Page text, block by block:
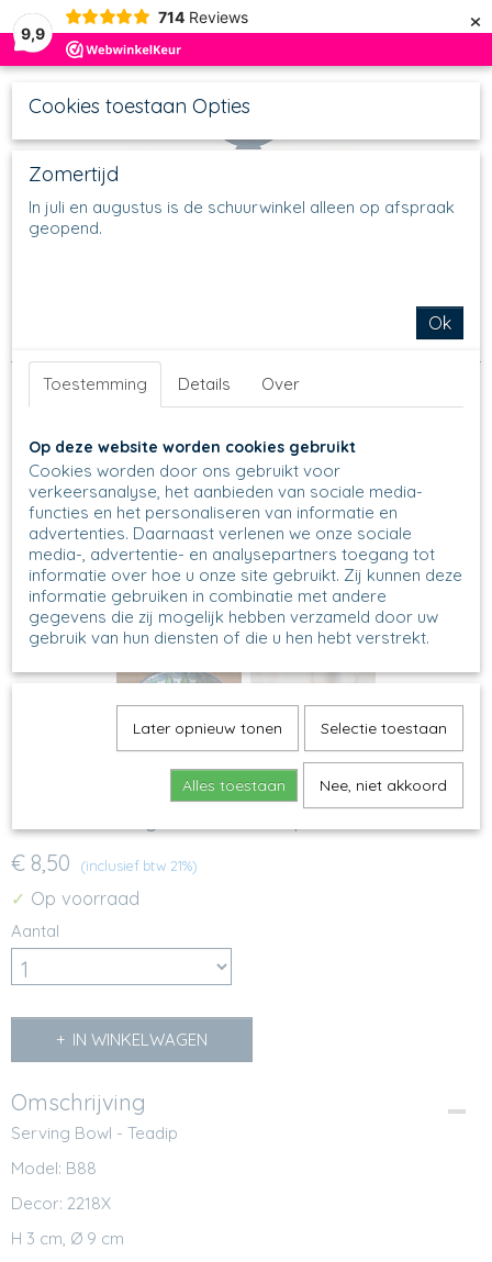
9,9
714 Reviews ×
Inloggen Registreren
Serving
B88 - Servingbowl - Teadip - 2218
€ 8,50 (inclusief btw 21%)
✓ Op voorraad
Aantal
IN WINKELWAGEN
Omschrijving
Serving Bowl - Teadip
Model: B88
Decor: 2218X
H 3 cm, Ø 9 cm
Cookies toestaan Opties
Zomertijd
In juli en augustus is de schuurwinkel alleen op afspraak
geopend.
Ok
Toestemming Details Over
Op deze website worden cookies gebruikt
Cookies worden door ons gebruikt voor
verkeersanalyse, het aanbieden van sociale media-
functies en het personaliseren van informatie en
advertenties. Daarnaast verlenen we onze sociale
media-, advertentie- en analysepartners toegang tot
informatie over hoe u onze site gebruikt. Zij kunnen deze
informatie gebruiken in combinatie met andere
gegevens die zij mogelijk hebben verzameld door uw
gebruik van hun diensten of die u hen hebt verstrekt.
Later opnieuw tonen Selectie toestaan
Alles toestaan Nee, niet akkoord